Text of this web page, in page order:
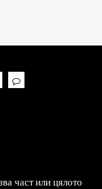
част или цялото